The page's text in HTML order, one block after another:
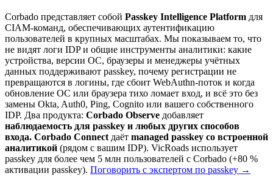
Corbado представляет собой Passkey Intelligence Platform для
CIAM-команд, обеспечивающих аутентификацию
пользователей в крупных масштабах. Мы показываем то, что
не видят логи IDP и общие инструменты аналитики: какие
устройства, версии ОС, браузеры и менеджеры учётных
данных поддерживают passkey, почему регистрации не
превращаются в логины, где сбоит WebAuthn-поток и когда
обновление ОС или браузера тихо ломает вход, и всё это без
замены Okta, Auth0, Ping, Cognito или вашего собственного
IDP. Два продукта: Corbado Observe добавляет
наблюдаемость для passkey и любых других способов
входа. Corbado Connect даёт managed passkey со встроенной
аналитикой (рядом с вашим IDP). VicRoads использует
passkey для более чем 5 млн пользователей с Corbado (+80 %
активации passkey). Поговорить с экспертом по passkey →